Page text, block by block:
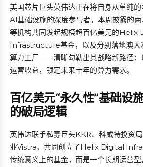
美国芯片巨头英伟达正在将自身从单纯
AI基础设施的深度参与者。本周披露的
等机构共同发起规模超百亿美元的Helix
Infrastructure基金，以及分别落地澳大
算力工厂——清晰勾勒出其战略新路径：
运营收益，锁定未来十年的算力需求。
百亿美元“永久性”基础设
的破局逻辑
英伟达联手私募巨头KKR、科威特投资
业Vistra，共同创立了Helix Digital
传统意义上的基金，而是一个长期运营